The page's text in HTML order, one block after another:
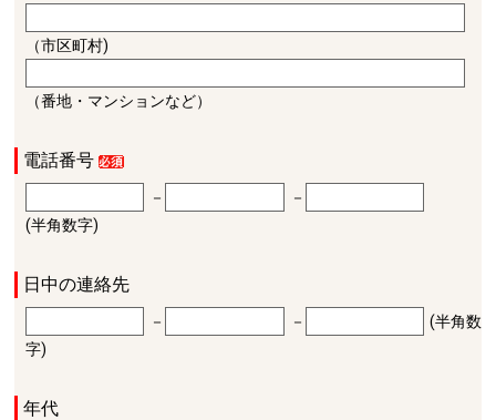
（市区町村)
（番地・マンションなど）
電話番号
－
－
(半角数字)
日中の連絡先
－ －
(半角数
字)
年代